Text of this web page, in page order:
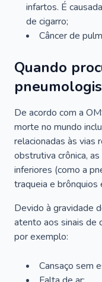
infartos. É
de cigarro;
Câncer de
Quando
De acordo com a
morte no mundo
relacionadas às vias
obstrutiva crônica,
inferiores (como a
traqueia e brônquios
Devido à gravidade
atento aos sinais de
por exemplo:
Cansaço sem